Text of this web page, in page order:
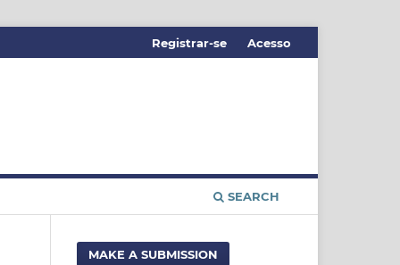
SEARCH
Registrar-se Acesso
MAKE A SUBMISSION